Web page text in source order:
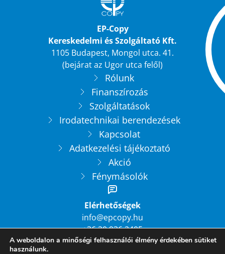
EP-Copy
Kereskedelmi és Szolgáltató Kft.
1105 Budapest, Mongol utca. 41.
(bejárat az Ugor utca felől)
Rólunk
Finanszírozás
Szolgáltatások
Irodatechnikai berendezések
Kapcsolat
Adatkezelési tájékoztató
Akció
Fénymásolók
Elérhetőségek
info@epcopy.hu
+36 20 936 2405
+36 1 208 1239
A weboldalon a minőségi felhasználói élmény érdekében sütiket
használunk.